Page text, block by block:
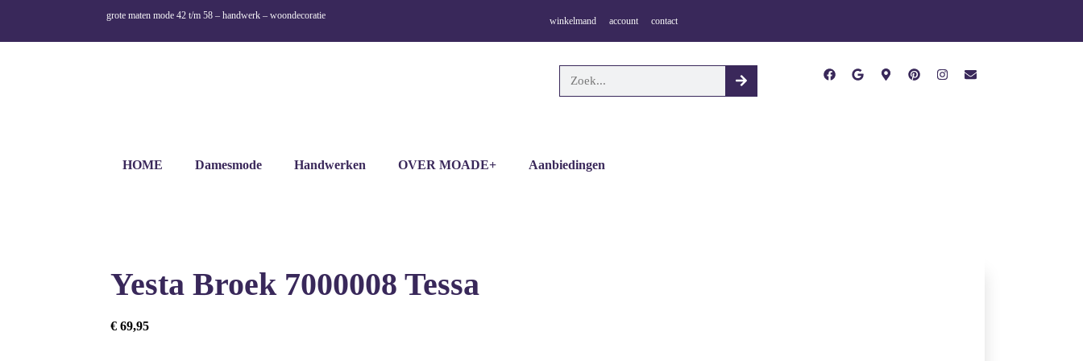
grote maten mode 42 t/m 58 – handwerk – woondecoratie
winkelmand account contact
HOME Damesmode Handwerken OVER MOADE+ Aanbiedingen
Yesta Broek 7000008 Tessa
€ 69,95